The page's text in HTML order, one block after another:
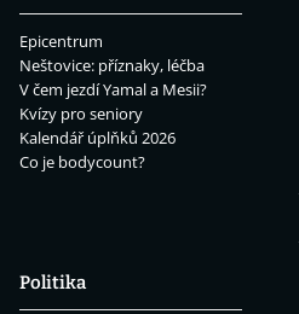
Epicentrum
Neštovice: příznaky, léčba
V čem jezdí Yamal a Mesii?
Kvízy pro seniory
Kalendář úplňků 2026
Co je bodycount?
Politika